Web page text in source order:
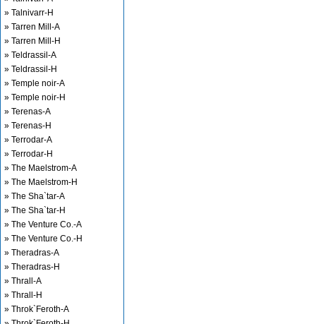
» Talnivarr-H
» Tarren Mill-A
» Tarren Mill-H
» Teldrassil-A
» Teldrassil-H
» Temple noir-A
» Temple noir-H
» Terenas-A
» Terenas-H
» Terrodar-A
» Terrodar-H
» The Maelstrom-A
» The Maelstrom-H
» The Sha`tar-A
» The Sha`tar-H
» The Venture Co.-A
» The Venture Co.-H
» Theradras-A
» Theradras-H
» Thrall-A
» Thrall-H
» Throk`Feroth-A